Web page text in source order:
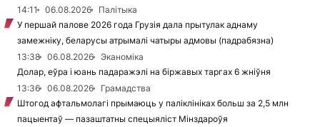
14:11 06.08.2026
Палітыка
У першай палове 2026 года Грузія дала прытулак аднаму
замежніку, беларусы атрымалі чатыры адмовы (падрабязна)
13:38
06.08.2026
Эканоміка
Долар, еўра і юань падаражэлі на біржавых таргах 6 жніўня
13:36
06.08.2026
Грамадства
Штогод афтальмолагі прымаюць у паліклініках больш за 2,5 млн
пацыентаў — пазаштатны спецыяліст Мінздароўя